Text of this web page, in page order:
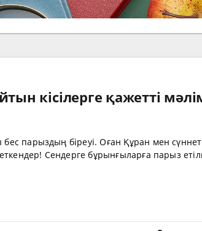
кісілерге қажетті
парыздың біреуі. Оған Құран мен
Сендерге бұрынғыларға парыз